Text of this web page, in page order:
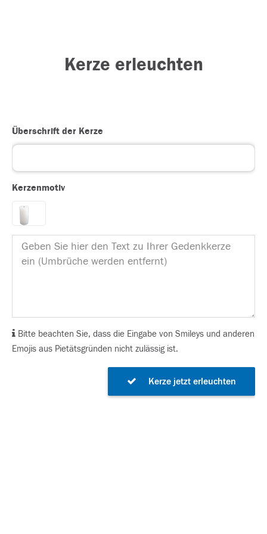
Kerze erleuchten
Überschrift der Kerze
Kerzenmotiv
Bitte beachten Sie, dass die Eingabe von Smileys und anderen
Emojis aus Pietätsgründen nicht zulässig ist.
Kerze jetzt erleuchten